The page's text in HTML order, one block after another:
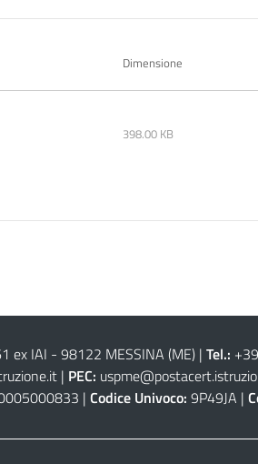
Dimensione
398.00 KB
ex IAI - 98122 MESSINA (ME)| Tel.:
| PEC:
| Codice Univoco: 9P49JA |